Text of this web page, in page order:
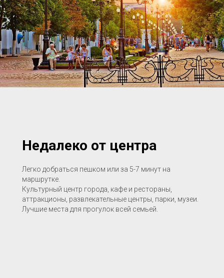
Недалеко от центра
Легко добраться пешком или за 5-7 минут на
маршрутке.
Культурный центр города, кафе и рестораны,
аттракционы, развлекательные центры, парки, музеи.
Лучшие места для прогулок всей семьей.